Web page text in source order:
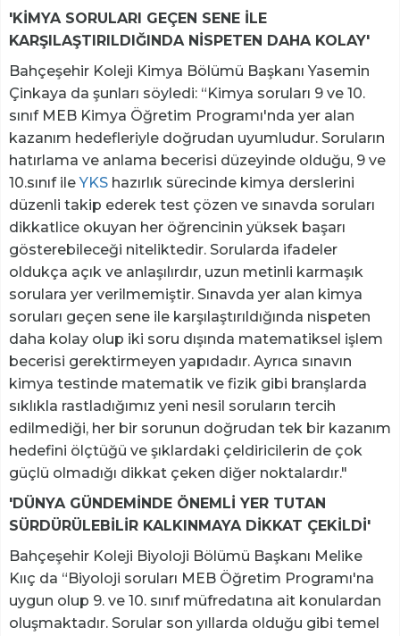
'KİMYA SORULARI GEÇEN SENE İLE
KARŞILAŞTIRILDIĞINDA NİSPETEN DAHA KOLAY'
Bahçeşehir Koleji Kimya Bölümü Başkanı Yasemin
Çinkaya da şunları söyledi: “Kimya soruları 9 ve 10.
sınıf MEB Kimya Öğretim Programı'nda yer alan
kazanım hedefleriyle doğrudan uyumludur. Soruların
hatırlama ve anlama becerisi düzeyinde olduğu, 9 ve
10.sınıf ileYKS hazırlık sürecinde kimya derslerini
düzenli takip ederek test çözen ve sınavda soruları
dikkatlice okuyan her öğrencinin yüksek başarı
gösterebileceği niteliktedir. Sorularda ifadeler
oldukça açık ve anlaşılırdır, uzun metinli karmaşık
sorulara yer verilmemiştir. Sınavda yer alan kimya
soruları geçen sene ile karşılaştırıldığında nispeten
daha kolay olup iki soru dışında matematiksel işlem
becerisi gerektirmeyen yapıdadır. Ayrıca sınavın
kimya testinde matematik ve fizik gibi branşlarda
sıklıkla rastladığımız yeni nesil soruların tercih
edilmediği, her bir sorunun doğrudan tek bir kazanım
hedefini ölçtüğü ve şıklardaki çeldiricilerin de çok
güçlü olmadığı dikkat çeken diğer noktalardır."
'DÜNYA GÜNDEMİNDE ÖNEMLİ YER TUTAN
SÜRDÜRÜLEBİLİR KALKINMAYA DİKKAT ÇEKİLDİ'
Bahçeşehir Koleji Biyoloji Bölümü Başkanı Melike
Kııç da “Biyoloji soruları MEB Öğretim Programı'na
uygun olup 9. ve 10. sınıf müfredatına ait konulardan
oluşmaktadır. Sorular son yıllarda olduğu gibi temel